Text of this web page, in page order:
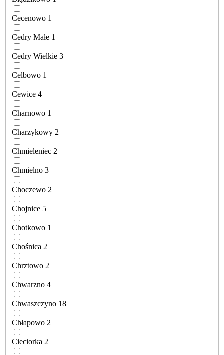
Cecenowo 1
Cedry Małe 1
Cedry Wielkie 3
Celbowo 1
Cewice 4
Charnowo 1
Charzykowy 2
Chmieleniec 2
Chmielno 3
Choczewo 2
Chojnice 5
Chotkowo 1
Chośnica 2
Chrztowo 2
Chwarzno 4
Chwaszczyno 18
Chłapowo 2
Cieciorka 2